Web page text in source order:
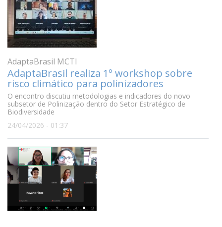
AdaptaBrasil MCTI
AdaptaBrasil realiza 1º workshop sobre
risco climático para polinizadores
O encontro discutiu metodologias e indicadores do novo
subsetor de Polinização dentro do Setor Estratégico de
Biodiversidade
24/04/2026 - 01:37